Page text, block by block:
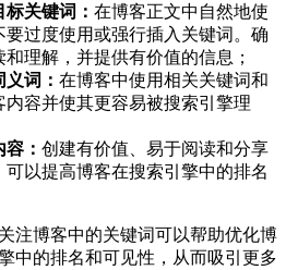
关键词： 在博客正文中自然地使
要过度使用或强行插入关键词。确
理解，并提供有价值的信息；
词： 在博客中使用相关关键词和
内容并使其更容易被搜索引擎理
： 创建有价值、易于阅读和分享
以提高博客在搜索引擎中的排名
注博客中的关键词可以帮助优化博
中的排名和可见性，从而吸引更多